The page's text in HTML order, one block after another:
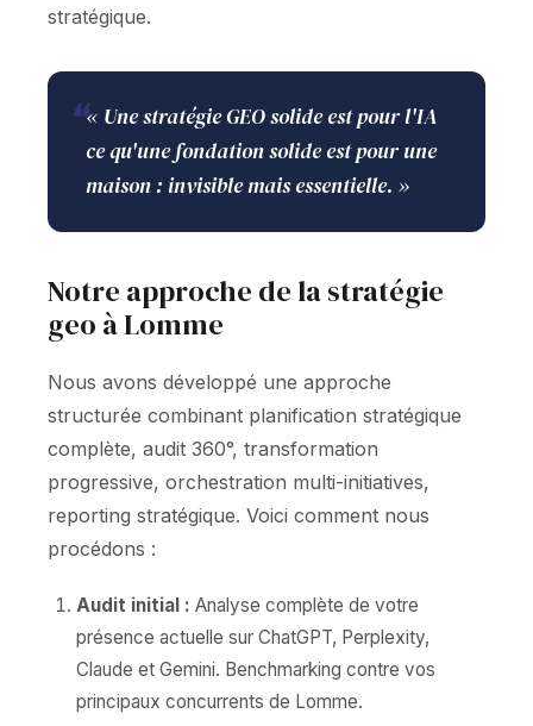
stratégique.
❝« Une stratégie GEO solide est pour l'IA
ce qu'une fondation solide est pour une
maison : invisible mais essentielle. »
Notre approche de la stratégie
geo à Lomme
Nous avons développé une approche
structurée combinant planification stratégique
complète, audit 360°, transformation
progressive, orchestration multi-initiatives,
reporting stratégique. Voici comment nous
procédons :
Audit initial : Analyse complète de votre
présence actuelle sur ChatGPT, Perplexity,
Claude et Gemini. Benchmarking contre vos
principaux concurrents de Lomme.